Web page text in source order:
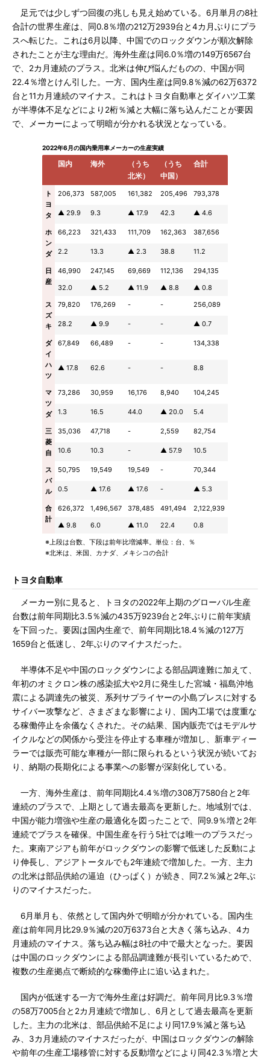
足元では少しずつ回復の兆しも見え始めている。6月単月の8社
合計の世界生産は、同0.8％増の212万2939台と4カ月ぶりにプラ
スへ転じた。これは6月以降、中国でのロックダウンが順次解除
されたことが主な理由だ。海外生産は同6.0％増の149万6567台
で、2カ月連続のプラス。北米は伸び悩んだものの、中国が同
22.4％増とけん引した。一方、国内生産は同9.8％減の62万6372
台と11カ月連続のマイナス。これはトヨタ自動車とダイハツ工業
が半導体不足などにより2桁％減と大幅に落ち込んだことが要因
で、メーカーによって明暗が分かれる状況となっている。
2022年6月の国内乗用車メーカーの生産実績
国内 海外
（うち
北米）
（うち
中国）
合計
ト
ヨ
タ
206,373 587,005 161,382 205,496 793,378
▲ 29.9 9.3 ▲ 17.9 42.3 ▲ 4.6
ホ
ン
ダ
66,223 321,433 111,709 162,363 387,656
2.2 13.3 ▲ 2.3 38.8 11.2
日
産
46,990 247,145 69,669 112,136
294,135
32.0
▲ 5.2 ▲ 11.9 ▲ 8.8
▲ 0.8
ス
ズ
キ
79,820 176,269 - - 256,089
28.2 ▲ 9.9 - - ▲ 0.7
ダ
イ
ハ
ツ
67,849 66,489 - - 134,338
▲ 17.8 62.6 - - 8.8
マ
ツ
ダ
73,286 30,959 16,176 8,940 104,245
1.3 16.5 44.0 ▲ 20.0 5.4
三
菱
自
35,036 47,718 - 2,559 82,754
10.6 10.3 - ▲ 57.9 10.5
ス
バ
ル
50,795 19,549 19,549 - 70,344
0.5 ▲ 17.6 ▲ 17.6 - ▲ 5.3
合
計
626,372 1,496,567 378,485 491,494
2,122,939
▲ 9.8
6.0 ▲ 11.0 22.4
0.8
※上段は台数、下段は前年比増減率。単位：台、％
※北米は、米国、カナダ、メキシコの合計
トヨタ自動車
メーカー別に見ると、トヨタの2022年上期のグローバル生産
台数は前年同期比3.5％減の435万9239台と2年ぶりに前年実績
を下回った。要因は国内生産で、前年同期比18.4％減の127万
1659台と低迷し、2年ぶりのマイナスだった。
半導体不足や中国のロックダウンによる部品調達難に加えて、
年初のオミクロン株の感染拡大や2月に発生した宮城・福島沖地
震による調達先の被災、系列サプライヤーの小島プレスに対する
サイバー攻撃など、さまざまな影響により、国内工場では度重な
る稼働停止を余儀なくされた。その結果、国内販売ではモデルサ
イクルなどの関係から受注を停止する車種が増加し、新車ディー
ラーでは販売可能な車種が一部に限られるという状況が続いてお
り、納期の長期化による事業への影響が深刻化している。
一方、海外生産は、前年同期比4.4％増の308万7580台と2年
連続のプラスで、上期として過去最高を更新した。地域別では、
中国が能力増強や生産の最適化を図ったことで、同9.9％増と2年
連続でプラスを確保。中国生産を行う5社では唯一のプラスだっ
た。東南アジアも前年がロックダウンの影響で低迷した反動によ
り伸長し、アジアトータルでも2年連続で増加した。一方、主力
の北米は部品供給の逼迫（ひっぱく）が続き、同7.2％減と2年ぶ
りのマイナスだった。
6月単月も、依然として国内外で明暗が分かれている。国内生
産は前年同月比29.9％減の20万6373台と大きく落ち込み、4カ
月連続のマイナス。落ち込み幅は8社の中で最大となった。要因
は中国のロックダウンによる部品調達難が長引いているためで、
複数の生産拠点で断続的な稼働停止に追い込まれた。
国内が低迷する一方で海外生産は好調だ。前年同月比9.3％増
の58万7005台と2カ月連続で増加し、6月として過去最高を更新
した。主力の北米は、部品供給不足により同17.9％減と落ち込
み、3カ月連続のマイナスだったが、中国はロックダウンの解除
や前年の生産工場移管に対する反動増などにより同42.3％増と大